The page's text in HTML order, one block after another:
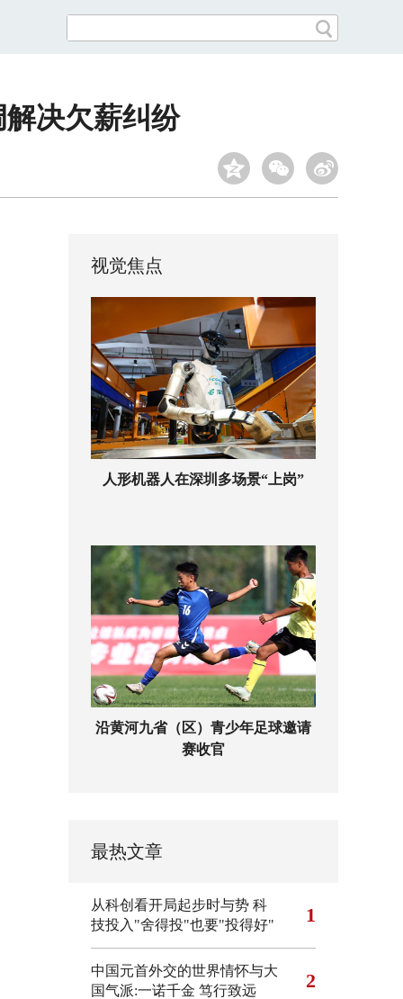
决欠薪纠纷
视觉焦点
人形机器人在深圳多场景“上岗”
沿黄河九省（区）青少年足球邀请
赛收官
最热文章
从科创看开局起步时与势 科
技投入"舍得投"也要"投得好"
1
中国元首外交的世界情怀与大
国气派:一诺千金 笃行致远
2